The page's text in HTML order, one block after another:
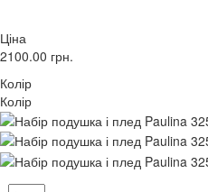
Ціна
2100.00 грн.
Колір
Колір